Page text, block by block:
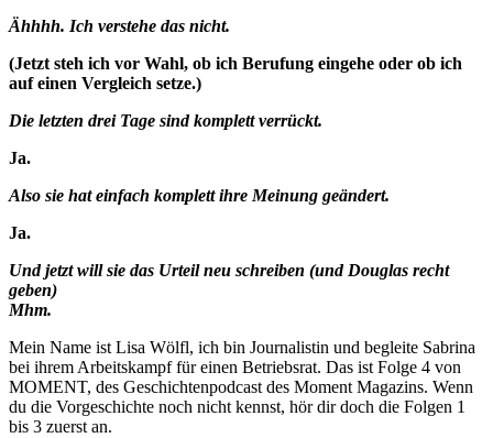
Ähhhh. Ich verstehe das nicht.
(Jetzt steh ich vor Wahl, ob ich Berufung eingehe oder ob ich
auf einen Vergleich setze.)
Die letzten drei Tage sind komplett verrückt.
Ja.
Also sie hat einfach komplett ihre Meinung geändert.
Ja.
Und jetzt will sie das Urteil neu schreiben (und Douglas recht
geben)
Mhm.
Mein Name ist Lisa Wölfl, ich bin Journalistin und begleite Sabrina
bei ihrem Arbeitskampf für einen Betriebsrat. Das ist Folge 4 von
MOMENT, des Geschichtenpodcast des Moment Magazins. Wenn
du die Vorgeschichte noch nicht kennst, hör dir doch die Folgen 1
bis 3 zuerst an.